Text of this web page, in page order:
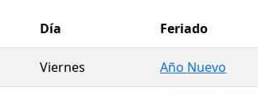
Día Feriado
Viernes Año Nuevo